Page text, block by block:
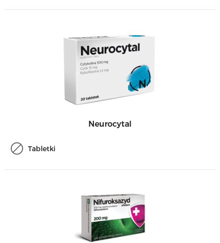
Neurocytal
Tabletki